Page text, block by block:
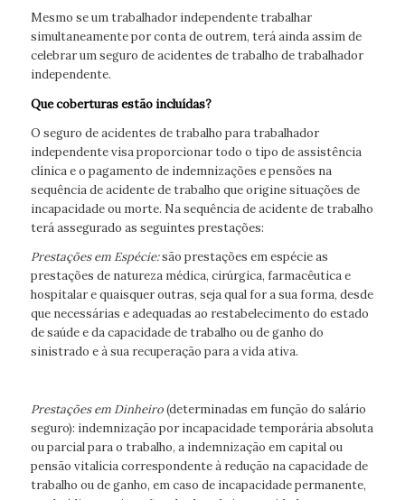
Mesmo se um trabalhador independente trabalhar
simultaneamente por conta de outrem, terá ainda assim de
celebrar um seguro de acidentes de trabalho de trabalhador
independente.
Que coberturas estão incluídas?
O seguro de acidentes de trabalho para trabalhador
independente visa proporcionar todo o tipo de assistência
clínica e o pagamento de indemnizações e pensões na
sequência de acidente de trabalho que origine situações de
incapacidade ou morte. Na sequência de acidente de trabalho
terá assegurado as seguintes prestações:
Prestações em Espécie:são prestações em espécie as
prestações de natureza médica, cirúrgica, farmacêutica e
hospitalar e quaisquer outras, seja qual for a sua forma, desde
que necessárias e adequadas ao restabelecimento do estado
de saúde e da capacidade de trabalho ou de ganho do
sinistrado e à sua recuperação para a vida ativa.
Prestações em Dinheiro(determinadas em função do salário
seguro): indemnização por incapacidade temporária absoluta
ou parcial para o trabalho, a indemnização em capital ou
pensão vitalícia correspondente à redução na capacidade de
trabalho ou de ganho, em caso de incapacidade permanente,